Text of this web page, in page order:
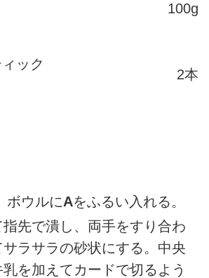
100g
ック
2本
ボウルにAをふるい入れる。
先で潰し、両手をすり合わ
ラサラの砂状にする。中央
を加えてカードで切るよう